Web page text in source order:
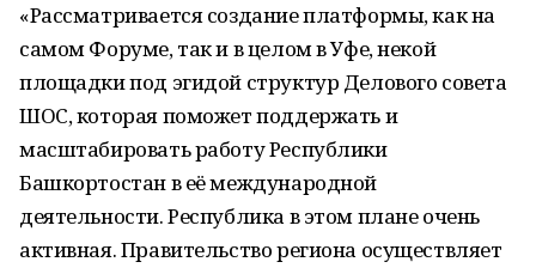
«Рассматривается создание платформы, как на
самом Форуме, так и в целом в Уфе, некой
площадки под эгидой структур Делового совета
ШОС, которая поможет поддержать и
масштабировать работу Республики
Башкортостан в её международной
деятельности. Республика в этом плане очень
активная. Правительство региона осуществляет